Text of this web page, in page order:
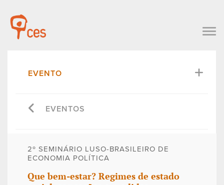
EVENTO
EVENTOS
2º SEMINÁRIO LUSO-BRASILEIRO DE
ECONOMIA POLÍTICA
Que bem-estar? Regimes de estado